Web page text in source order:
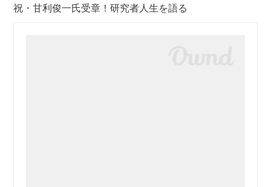
祝・甘利俊一氏受章！研究者人生を語る